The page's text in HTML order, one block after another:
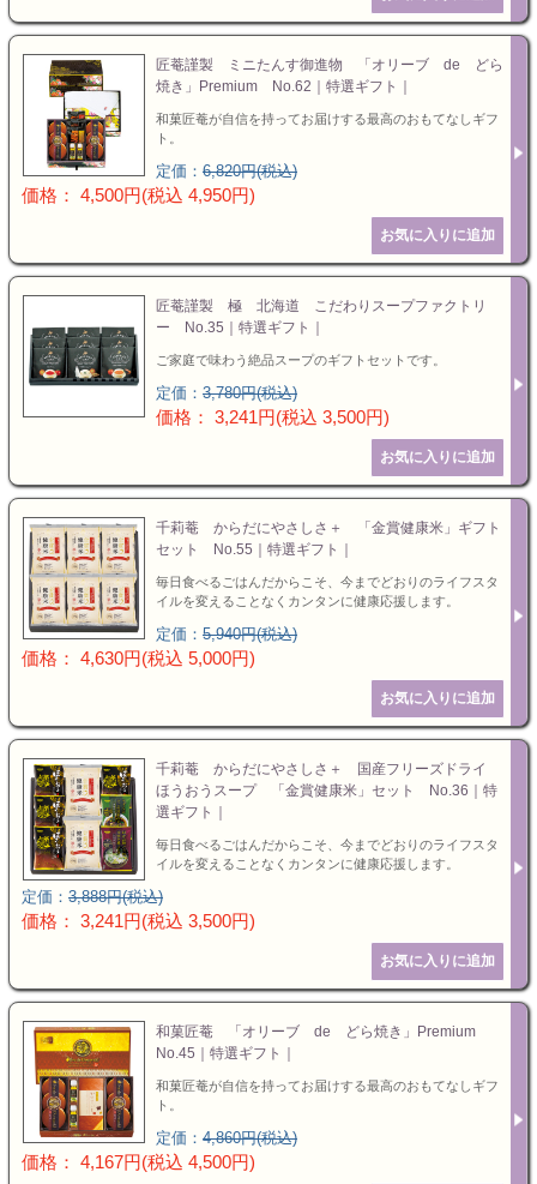
匠菴謹製 ミニたんす御進物 「オリーブ de どら
焼き」Premium No.62｜特選ギフト｜
和菓匠菴が自信を持ってお届けする最高のおもてなしギフ
ト。
定価： 6,820円(税込)
価格： 4,500円(税込 4,950円)
匠菴謹製 極 北海道 こだわりスープファクトリ
ー No.35｜特選ギフト｜
ご家庭で味わう絶品スープのギフトセットです。
定価： 3,780円(税込)
価格： 3,241円(税込 3,500円)
千莉菴 からだにやさしさ＋ 「金賞健康米」ギフト
セット No.55｜特選ギフト｜
毎日食べるごはんだからこそ、今までどおりのライフスタ
イルを変えることなくカンタンに健康応援します。
定価： 5,940円(税込)
価格： 4,630円(税込 5,000円)
千莉菴 からだにやさしさ＋ 国産フリーズドライ
ほうおうスープ 「金賞健康米」セット No.36｜特
選ギフト｜
毎日食べるごはんだからこそ、今までどおりのライフスタ
イルを変えることなくカンタンに健康応援します。
定価： 3,888円(税込)
価格： 3,241円(税込 3,500円)
和菓匠菴 「オリーブ de どら焼き」Premium
No.45｜特選ギフト｜
和菓匠菴が自信を持ってお届けする最高のおもてなしギフ
ト。
定価： 4,860円(税込)
価格： 4,167円(税込 4,500円)